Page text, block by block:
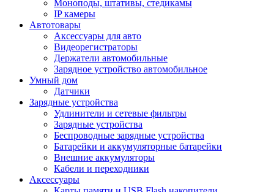
Моноподы, штативы, стедикамы
IP камеры
Автотовары
Аксессуары для авто
Видеорегистраторы
Держатели автомобильные
Зарядное устройство автомобильное
Умный дом
Датчики
Зарядные устройства
Удлинители и сетевые фильтры
Зарядные устройства
Беспроводные зарядные устройства
Батарейки и аккумуляторные батарейки
Внешние аккумуляторы
Кабели и переходники
Аксессуары